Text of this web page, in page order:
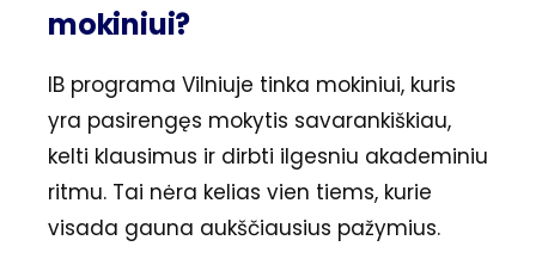
mokiniui?
IB programa Vilniuje tinka mokiniui, kuris
yra pasirengęs mokytis savarankiškiau,
kelti klausimus ir dirbti ilgesniu akademiniu
ritmu. Tai nėra kelias vien tiems, kurie
visada gauna aukščiausius pažymius.